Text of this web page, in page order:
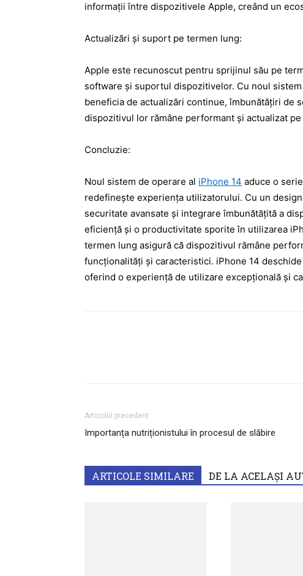
informații între dispozitivele Apple, creând un
Actualizări și suport pe termen lung:
Apple este recunoscut pentru sprijinul său pe
software și suportul dispozitivelor. Cu noul
beneficia de actualizări continue, îmbunătățiri de
dispozitivul lor rămâne performant și actualizat
Concluzie:
Noul sistem de operare al iPhone 14 aduce o
redefinește experiența utilizatorului. Cu un
securitate avansate și integrare îmbunătățită a
eficiență și o productivitate sporite în utilizarea
termen lung asigură că dispozitivul rămâne
funcționalități și caracteristici. iPhone 14
oferind o experiență de utilizare excepțională și
Articolul precedent
Importanța nutriționistului în procesul de slăbire
ARTICOLE SIMILARE DE LA ACELAȘI